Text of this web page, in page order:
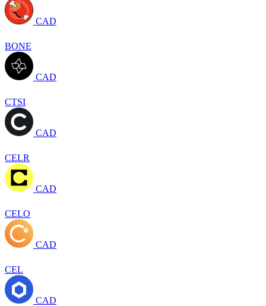
CAD
BONE
CAD
CTSI
CAD
CELR
CAD
CELO
CAD
CEL
CAD